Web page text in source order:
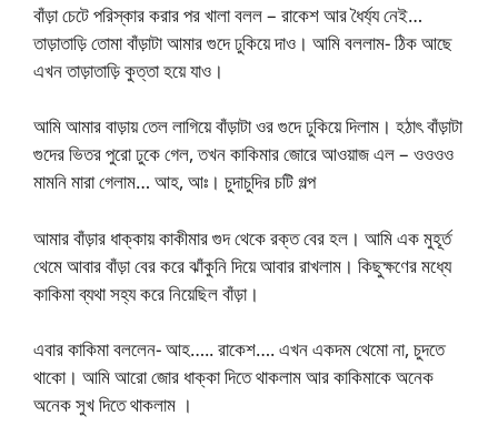
বাঁড়া চেটে পরিস্কার করার পর খালা বলল – রাকেশ আর ধৈর্য্য নেই…
তাড়াতাড়ি তোমা বাঁড়াটা আমার গুদে ঢুকিয়ে দাও। আমি বললাম- ঠিক আছে
এখন তাড়াতাড়ি কুত্তা হয়ে যাও।
আমি আমার বাড়ায় তেল লাগিয়ে বাঁড়াটা ওর গুদে ঢুকিয়ে দিলাম। হঠাৎ বাঁড়াটা
গুদের ভিতর পুরো ঢুকে গেল, তখন কাকিমার জোরে আওয়াজ এল – ওওওও
মামনি মারা গেলাম… আহ, আঃ। চুদাচুদির চটি গল্প
আমার বাঁড়ার ধাক্কায় কাকীমার গুদ থেকে রক্ত বের হল। আমি এক মুহূর্ত
থেমে আবার বাঁড়া বের করে ঝাঁকুনি দিয়ে আবার রাখলাম। কিছুক্ষণের মধ্যে
কাকিমা ব্যথা সহ্য করে নিয়েছিল বাঁড়া।
এবার কাকিমা বললেন- আহ….. রাকেশ…. এখন একদম থেমো না, চুদতে
থাকো। আমি আরো জোর ধাক্কা দিতে থাকলাম আর কাকিমাকে অনেক
অনেক সুখ দিতে থাকলাম ।